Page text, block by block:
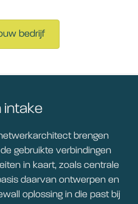
bedrijf
intake
brengen
gebruikte verbindingen
in kaart, zoals centrale
daarvan ontwerpen en
oplossing in die past bij